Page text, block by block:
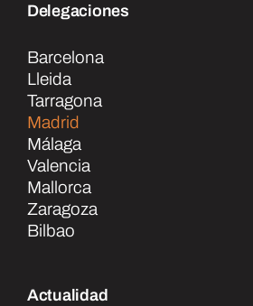
Delegaciones
Barcelona
Lleida
Tarragona
Madrid
Málaga
Valencia
Mallorca
Zaragoza
Bilbao
Actualidad